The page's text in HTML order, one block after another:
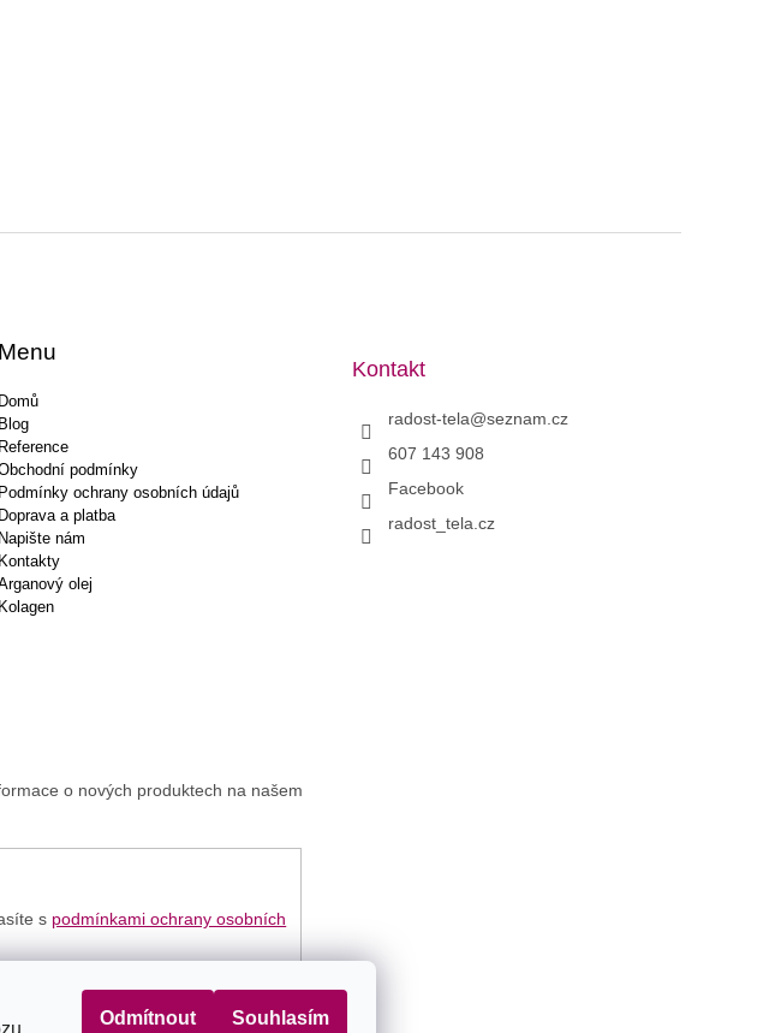
Odmítnout Souhlasím
Menu
Domů
Blog
Reference
podmínky
Podmínky ochrany osobních údajů
Doprava a platba
Napište nám
Kontakty
olej
Kolagen
Kontakt
radost-tela@seznam.cz
607 143 908
Facebook
radost_tela.cz
o nových produktech na našem
s podmínkami ochrany osobních